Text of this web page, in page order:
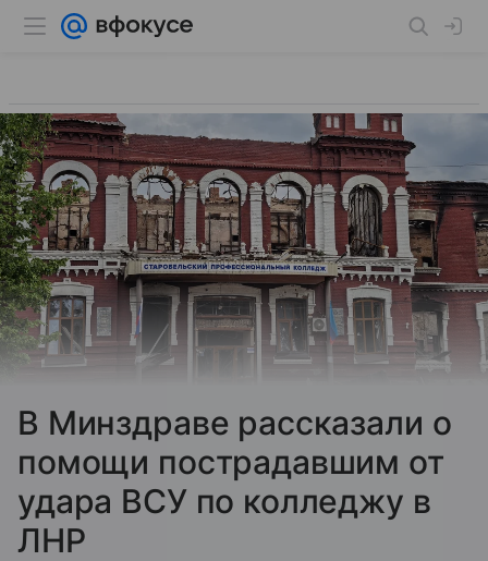
В Минздраве рассказали о
помощи пострадавшим от
удара ВСУ по колледжу в
ЛНР